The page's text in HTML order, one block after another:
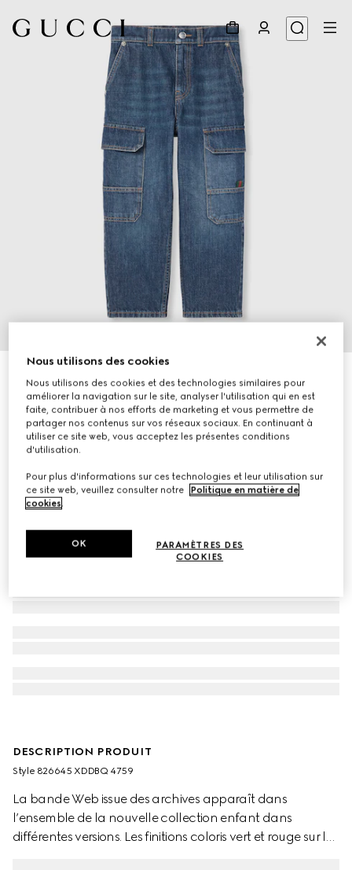
€ 520
DESCRIPTION PRODUIT
Style ‎826645 XDDBQ 4759
La bande Web issue des archives apparaît dans
l’ensemble de la nouvelle collection enfant dans
différentes versions. Les finitions coloris vert et rouge sur les
Nous utilisons des cookies
Nous utilisons des cookies et des technologies similaires pour
améliorer la navigation sur le site, analyser l'utilisation qui en est
faite, contribuer à nos efforts de marketing et vous permettre de
partager nos contenus sur vos réseaux sociaux. En continuant à
utiliser ce site web, vous acceptez les présentes conditions
d'utilisation.
Pour plus d'informations sur ces technologies et leur utilisation sur
ce site web, veuillez consulter notre
Politique en matière de
cookies.
PARAMÈTRES DES
COOKIES
OK